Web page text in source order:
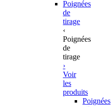
Poignées
de
tirage
‹
Poignées
de
tirage
›
Voir
les
produits
Poignées